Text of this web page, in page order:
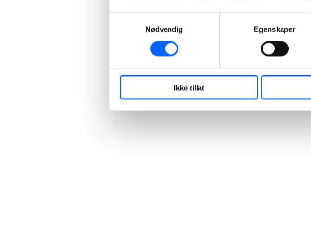
Nødvendig
Egenskaper
Ikke tillat